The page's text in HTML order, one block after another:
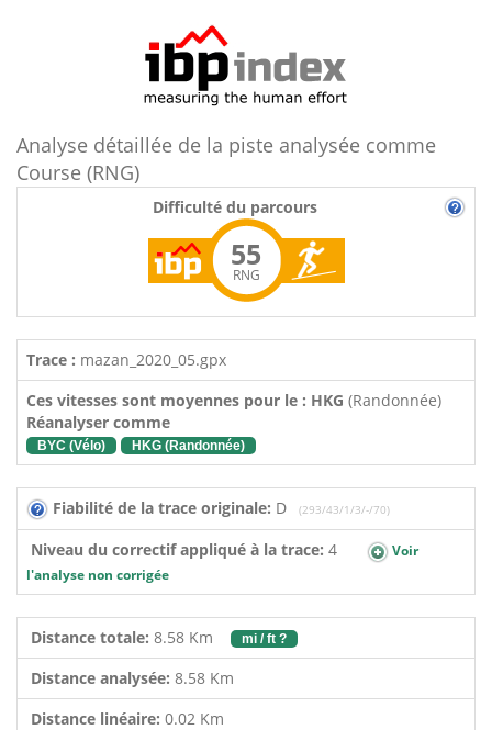
Analyse détaillée de la piste analysée comme
Course (RNG)
Difficulté du parcours
55
RNG
Trace : mazan_2020_05.gpx
Ces vitesses sont moyennes pour le : HKG (Randonnée)
Réanalyser comme
BYC (Vélo) HKG (Randonnée)
Fiabilité de la trace originale: D (293/43/1/3/-/70)
Niveau du correctif appliqué à la trace: 4
Voir
l'analyse non corrigée
Distance totale: 8.58 Km mi / ft ?
Distance analysée: 8.58 Km
Distance linéaire: 0.02 Km